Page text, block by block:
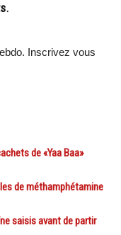
Inscrivez vous
de «Yaa Baa»
de méthamphétamine
saisis avant de partir